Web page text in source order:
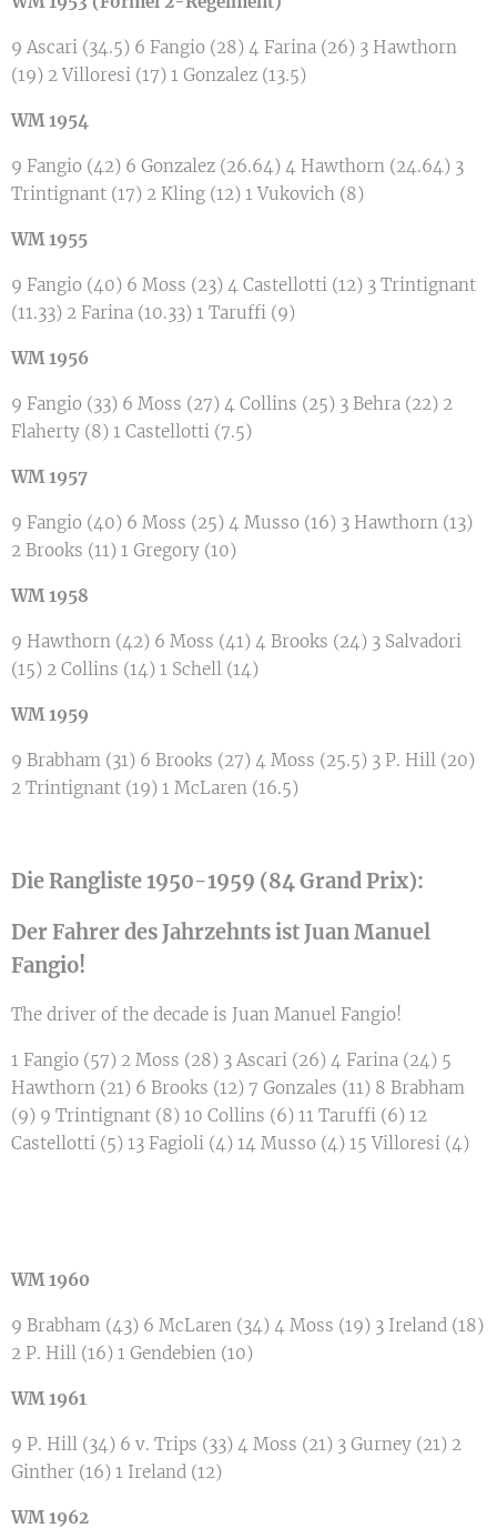
9 Ascari (34.5) 6 Fangio (28) 4 Farina (26) 3 Hawthorn
(19) 2 Villoresi (17) 1 Gonzalez (13.5)
WM 1954
9 Fangio (42) 6 Gonzalez (26.64) 4 Hawthorn (24.64) 3
Trintignant (17) 2 Kling (12) 1 Vukovich (8)
WM 1955
9 Fangio (40) 6 Moss (23) 4 Castellotti (12) 3 Trintignant
(11.33) 2 Farina (10.33) 1 Taruffi (9)
WM 1956
9 Fangio (33) 6 Moss (27) 4 Collins (25) 3 Behra (22) 2
Flaherty (8) 1 Castellotti (7.5)
WM 1957
9 Fangio (40) 6 Moss (25) 4 Musso (16) 3 Hawthorn (13)
2 Brooks (11) 1 Gregory (10)
WM 1958
9 Hawthorn (42) 6 Moss (41) 4 Brooks (24) 3 Salvadori
(15) 2 Collins (14) 1 Schell (14)
WM 1959
9 Brabham (31) 6 Brooks (27) 4 Moss (25.5) 3 P. Hill (20)
2 Trintignant (19) 1 McLaren (16.5)
Die Rangliste 1950-1959 (84 Grand Prix):
Der Fahrer des Jahrzehnts ist Juan Manuel
Fangio!
The driver of the decade is Juan Manuel Fangio!
1 Fangio (57) 2 Moss (28) 3 Ascari (26) 4 Farina (24) 5
Hawthorn (21) 6 Brooks (12) 7 Gonzales (11) 8 Brabham
(9) 9 Trintignant (8) 10 Collins (6) 11 Taruffi (6) 12
Castellotti (5) 13 Fagioli (4) 14 Musso (4) 15 Villoresi (4)
WM 1960
9 Brabham (43) 6 McLaren (34) 4 Moss (19) 3 Ireland (18)
2 P. Hill (16) 1 Gendebien (10)
WM 1961
9 P. Hill (34) 6 v. Trips (33) 4 Moss (21) 3 Gurney (21) 2
Ginther (16) 1 Ireland (12)
WM 1962